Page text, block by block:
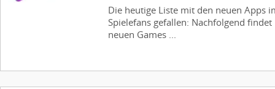
Die heutige Liste mit den neuen Apps
Spielefans gefallen: Nachfolgend
neuen Games ...